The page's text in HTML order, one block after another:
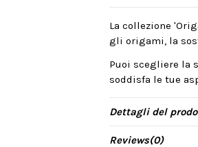
La collezione
gli origami, la
Puoi scegliere la
soddisfa le tue
Dettagli del
Reviews(0)